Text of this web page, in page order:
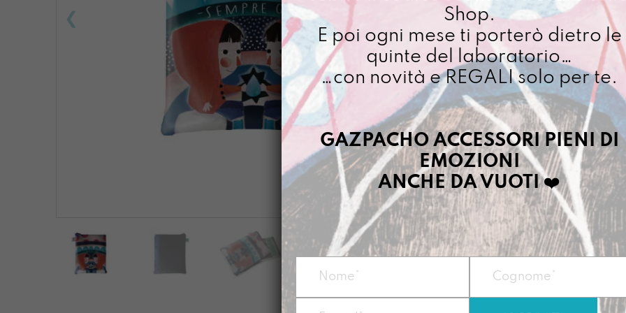
Sempre
quantità
Cuciamo ogni ordine
4/5 giorni lavorativi,
importo superiore ai
Dettagli prodotto
Protegge le
più importanti del
ci entra, ci abita
Vegan
Misure:18 x 23 x
Materiale:
telo
Zip nera montata
Shop.
E poi ogni mese ti porterò dietro le
quinte del laboratorio…
…con novità e REGALI solo per te.
GAZPACHO ACCESSORI PIENI DI
EMOZIONI
ANCHE DA VUOTI❤️